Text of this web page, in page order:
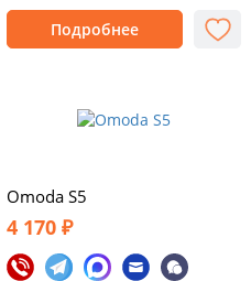
Подробнее
Omoda S5
4 170 ₽